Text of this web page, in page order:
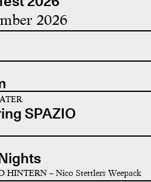
2026
SPAZIO
HINTERN – Nico Stettlers Weepack